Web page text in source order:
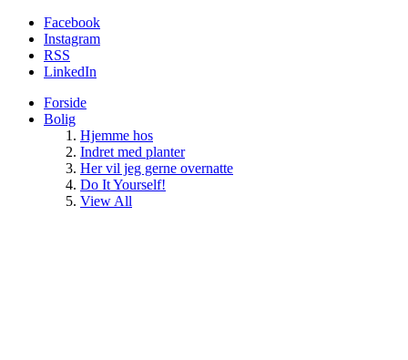
Facebook
Instagram
RSS
LinkedIn
Forside
Bolig
Hjemme hos
Indret med planter
Her vil jeg gerne overnatte
Do It Yourself!
View All